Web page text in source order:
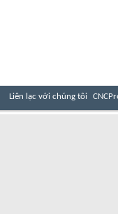
Liên lạc với chúng tôi